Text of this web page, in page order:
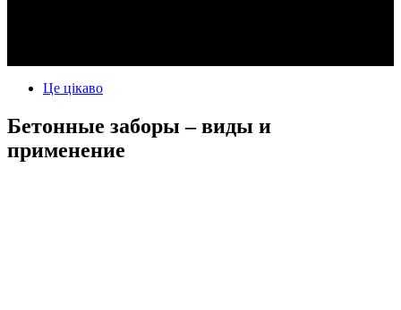
Це цікаво
Бетонные заборы – виды и
применение